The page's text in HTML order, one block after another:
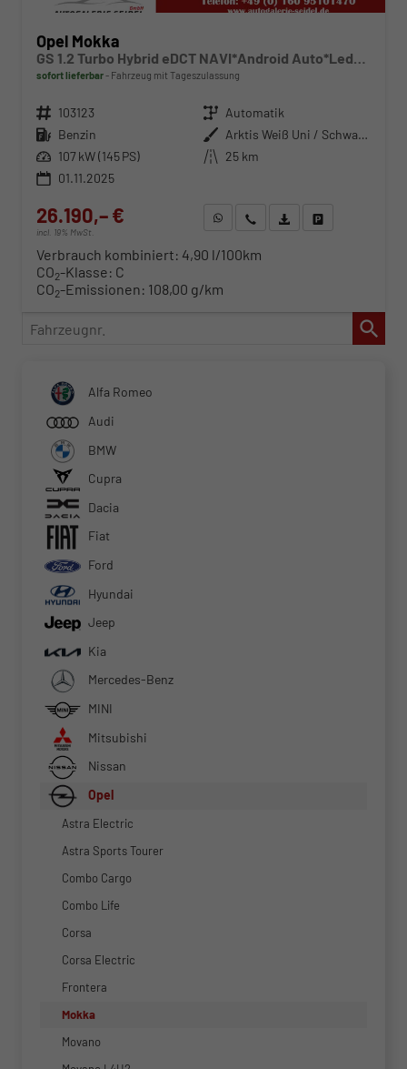
Opel Mokka
GS 1.2 Turbo Hybrid eDCT NAVI*Android Auto*Leder*Keyless*Matrix*SHZ*Kamera*Klimaauto*LED*
sofort lieferbar Fahrzeug mit Tageszulassung
Fahrzeugnr. 103123 Getriebe Automatik
Kraftstoff Benzin Außenfarbe
Arktis Weiß Uni / Schwarzes Dach
Leistung 107 kW (145 PS) Kilometerstand 25 km
01.11.2025
26.190,– €
incl. 19% MwSt.
WhatsApp anfragen
Wir rufen Sie anFahrzeugexposé (PDF)
Verbrauch kombiniert: 4,90 l/100km
CO2-Klasse: C
CO2-Emissionen: 108,00 g/km
Fahrzeugnr.
Alfa Romeo
Audi
BMW
Cupra
Dacia
Fiat
Ford
Hyundai
Jeep
Kia
Mercedes-Benz
MINI
Mitsubishi
Nissan
Opel
Astra Electric
Astra Sports Tourer
Combo Cargo
Combo Life
Corsa
Corsa Electric
Frontera
Mokka
Movano